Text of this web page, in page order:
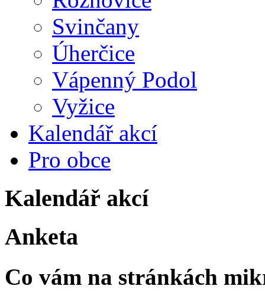
Svinčany
Úherčice
Vápenný Podol
Vyžice
Kalendář akcí
Pro obce
Kalendář akcí
Anketa
Co vám na stránkách